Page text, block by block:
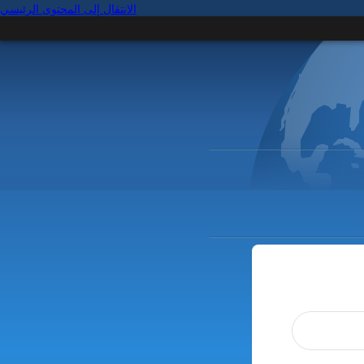
الانتقال إلى المحتوى الرئيسي